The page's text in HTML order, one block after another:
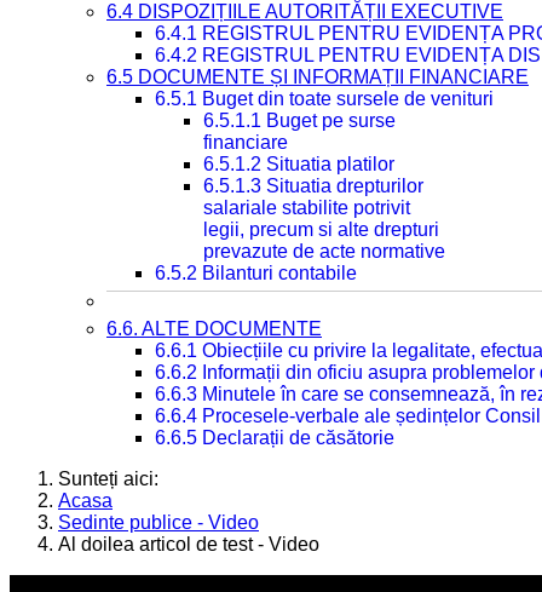
6.4 DISPOZIȚIILE AUTORITĂȚII EXECUTIVE
6.4.1 REGISTRUL PENTRU EVIDENȚA
6.4.2 REGISTRUL PENTRU EVIDENȚA
6.5 DOCUMENTE ȘI INFORMAȚII FINANCIARE
6.5.1 Buget din toate sursele de venituri
6.5.1.1 Buget pe surse
financiare
6.5.1.2 Situatia platilor
6.5.1.3 Situatia drepturilor
salariale stabilite potrivit
legii, precum si alte drepturi
prevazute de acte normative
6.5.2 Bilanturi contabile
6.6. ALTE DOCUMENTE
6.6.1 Obiecțiile cu privire la legalitate,
6.6.2 Informații din oficiu asupra
6.6.3 Minutele în care se consemnează, în
6.6.4 Procesele-verbale ale ședințelor
6.6.5 Declarații de căsătorie
Sunteți aici:
Acasa
Sedinte publice - Video
Al doilea articol de test - Video